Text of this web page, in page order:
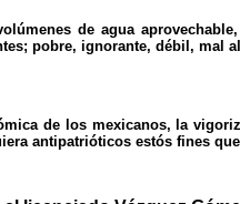
de agua
pobre, ignorante, débil, mal
de los mexicanos, la
antipatrióticos estós fines